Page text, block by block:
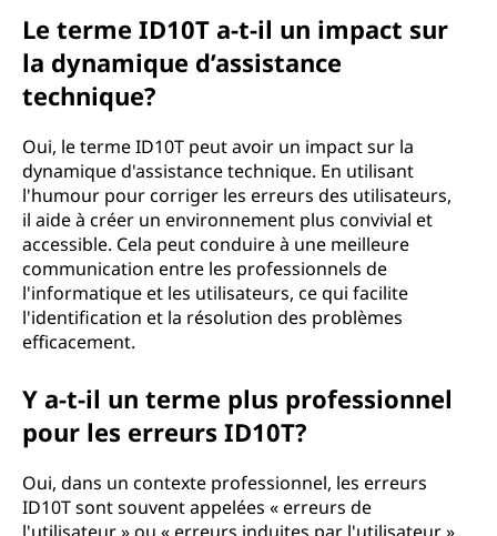
Le terme ID10T a-t-il un impact sur
la dynamique d’assistance
technique?
Oui, le terme ID10T peut avoir un impact sur la
dynamique d'assistance technique. En utilisant
l'humour pour corriger les erreurs des utilisateurs,
il aide à créer un environnement plus convivial et
accessible. Cela peut conduire à une meilleure
communication entre les professionnels de
l'informatique et les utilisateurs, ce qui facilite
l'identification et la résolution des problèmes
efficacement.
Y a-t-il un terme plus professionnel
pour les erreurs ID10T?
Oui, dans un contexte professionnel, les erreurs
ID10T sont souvent appelées « erreurs de